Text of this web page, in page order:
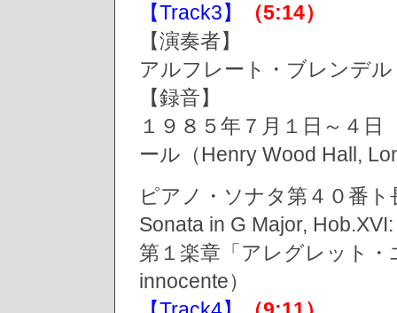
【Track3】
（5:14）
【演奏者】
アルフレート・ブレンデ
【録音】
１９８５年７月１日～４
ール（Henry Wood Hall,
ピアノ・ソナタ第４０番
Sonata in G Major,
第１楽章「アレグレット
innocente）